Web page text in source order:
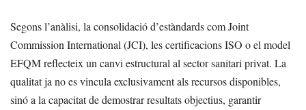
Segons l’anàlisi, la consolidació d’estàndards com Joint
Commission International (JCI), les certificacions ISO o el model
EFQM reflecteix un canvi estructural al sector sanitari privat. La
qualitat ja no es vincula exclusivament als recursos disponibles,
sinó a la capacitat de demostrar resultats objectius, garantir